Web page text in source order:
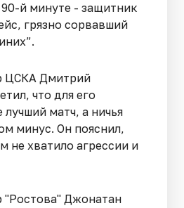
й минуте - защитник
грязно сорвавший
ЦСКА Дмитрий
что для его
матч, а ничья
минус. Он пояснил,
не хватило агрессии и
"Ростова" Джонатан